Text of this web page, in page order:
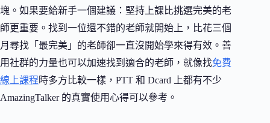
塊。如果要給新手一個建議：堅持上課比挑選完美的老
師更重要。找到一位還不錯的老師就開始上，比花三個
月尋找「最完美」的老師卻一直沒開始學來得有效。善
用社群的力量也可以加速找到適合的老師，就像找免費
線上課程時多方比較一樣，PTT 和 Dcard 上都有不少
AmazingTalker 的真實使用心得可以參考。